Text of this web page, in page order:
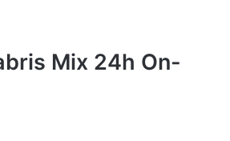
Mix 24h On-